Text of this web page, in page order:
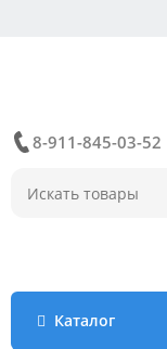
8-911-845-03-52
Каталог